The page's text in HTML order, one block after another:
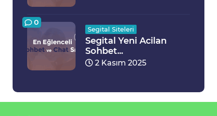
0
Segital Siteleri
Segital Yeni Acilan
Sohbet...
2 Kasım 2025